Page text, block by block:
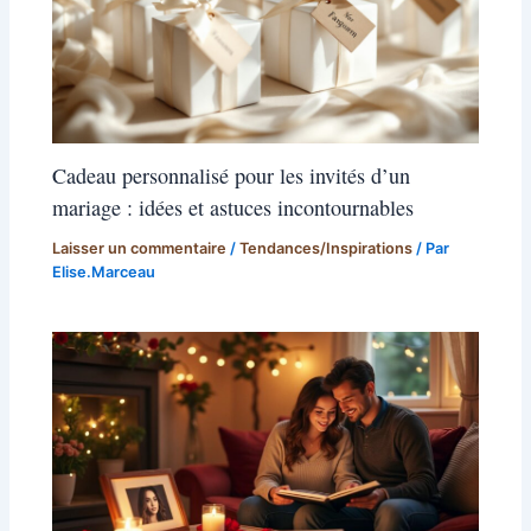
Cadeau personnalisé pour les invités d’un
mariage : idées et astuces incontournables
Laisser un commentaire /Tendances/Inspirations / Par
Elise.Marceau